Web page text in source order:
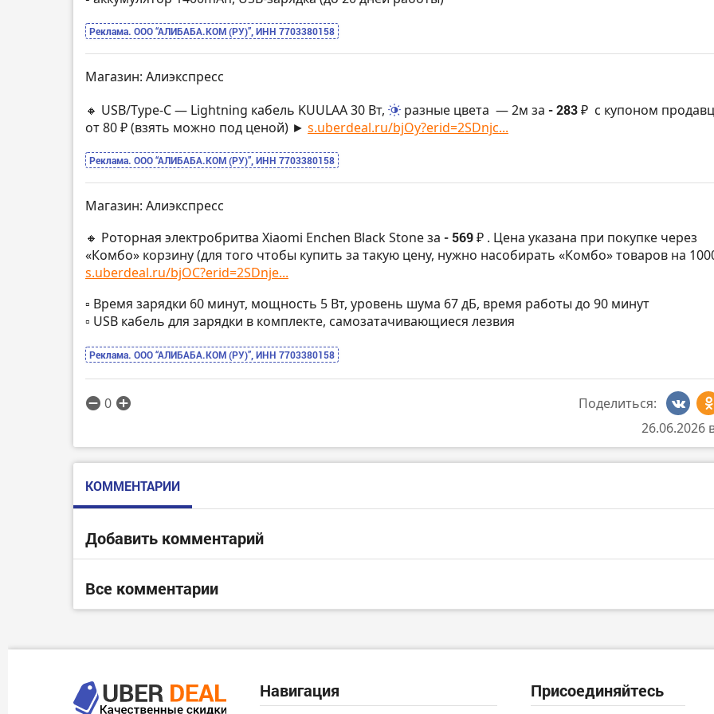
Реклама. ООО “АЛИБАБА.КОМ (РУ)”, ИНН 7703380158
Магазин: Алиэкспресс
🔸 USB/Type-C — Lightning кабель KUULAA 30 Вт,
разные цвета — 2м за - 283 ₽ с купоном
от 80 ₽ (взять можно под ценой) ► s.uberdeal.ru/bjOy?erid=2SDnjc...
Реклама. ООО “АЛИБАБА.КОМ (РУ)”, ИНН 7703380158
Магазин: Алиэкспресс
🔸 Роторная электробритва Xiaomi Enchen Black Stone за - 569 ₽ . Цена указана при покупке через
«Комбо» корзину (для того чтобы купить за такую цену, нужно насобирать «Комбо» товаров на
s.uberdeal.ru/bjOC?erid=2SDnje...
▫️ Время зарядки 60 минут, мощность 5 Вт, уровень шума 67 дБ, время работы до 90 минут
▫️ USB кабель для зарядки в комплекте, самозатачивающиеся лезвия
Реклама. ООО “АЛИБАБА.КОМ (РУ)”, ИНН 7703380158
0
Поделиться:
26.06.2026
КОММЕНТАРИИ
Добавить комментарий
Все комментарии
Навигация Присоединяйтесь